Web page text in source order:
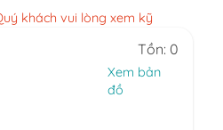
khách vui lòng xem kỹ
Tồn: 0
Xem bản
đồ